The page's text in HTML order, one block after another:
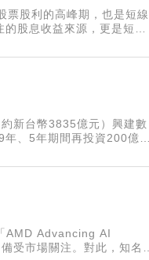
票股利的高峰期，也是短線
股息收益來源，更是短期
新台幣3835億元）興建數
、5年期間再投資200億澳
AMD Advancing AI
受市場關注。對此，知名分